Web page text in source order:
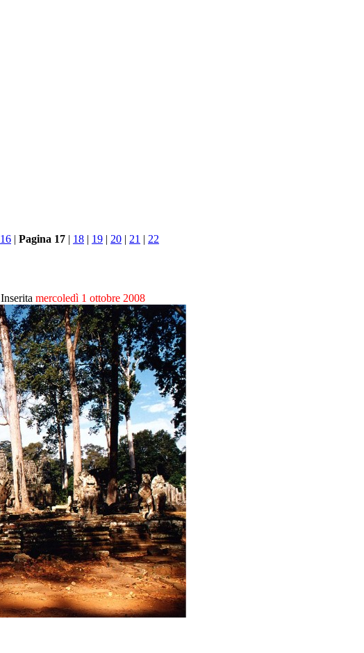
16 | Pagina 17 | 18 | 19 | 20 | 21 | 22
Inserita mercoledì 1 ottobre 2008